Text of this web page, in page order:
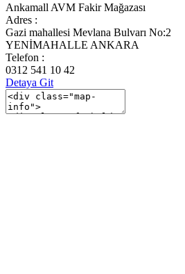
Ankamall AVM Fakir Mağazası
Adres :
Gazi mahallesi Mevlana Bulvarı No:2
YENİMAHALLE ANKARA
Telefon :
0312 541 10 42
Detaya Git